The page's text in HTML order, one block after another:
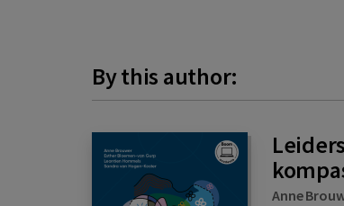
By this author:
Anne